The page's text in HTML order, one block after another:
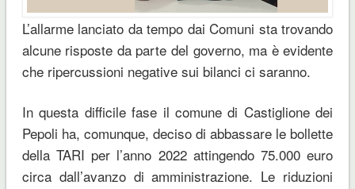
L’allarme lanciato da tempo dai Comuni sta trovando
alcune risposte da parte del governo, ma è evidente
che ripercussioni negative sui bilanci ci saranno.
In questa difficile fase il comune di Castiglione dei
Pepoli ha, comunque, deciso di abbassare le bollette
della TARI per l’anno 2022 attingendo 75.000 euro
circa dall’avanzo di amministrazione. Le riduzioni